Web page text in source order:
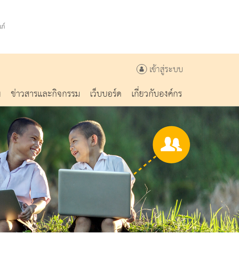
เข้าสู่ระบบ
ข่าวสารและกิจกรรม เว็บบอร์ด เกี่ยวกับองค์กร